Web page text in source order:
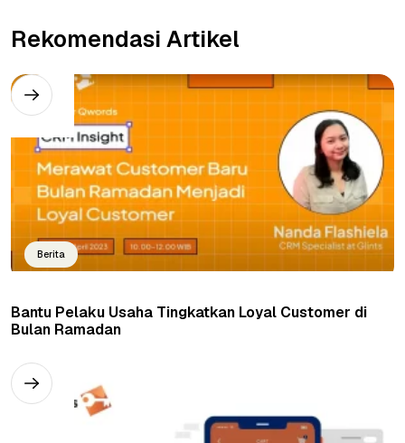
Rekomendasi Artikel
Berita
Bantu Pelaku Usaha Tingkatkan Loyal Customer di
Bulan Ramadan